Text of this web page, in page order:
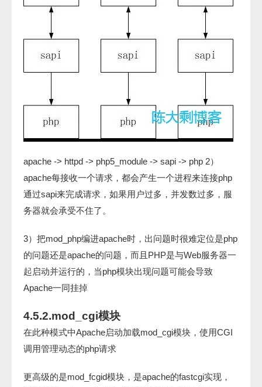
apache -> httpd -> php5_module -> sapi -> php 2）
apache每接收一个请求，都会产生一个进程来连接php
通过sapi来完成请求，如果用户过多，并发数过多，服
务器就会承受不住了。
3）把mod_php编进apache时，出问题时很难定位是php
的问题还是apache的问题，而且PHP是与Web服务器一
起启动并运行的，当php模块出现问题可能会导致
Apache一同挂掉
4.5.2.mod_cgi模块
在此种模式中Apache启动加载mod_cgi模块，使用CGI
调用管理动态的php请求
更高级的是mod_fcgid模块，是apache的fastcgi实现，